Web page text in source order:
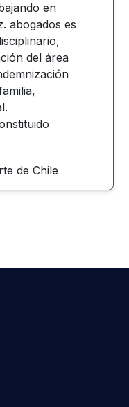
en
abogados es
del área
deChile